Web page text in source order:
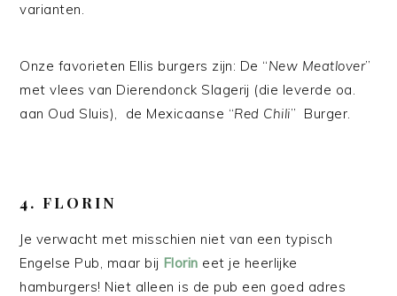
varianten.
Onze favorieten Ellis burgers zijn: De “New Meatlover”
met vlees van Dierendonck Slagerij (die leverde oa.
aan Oud Sluis), de Mexicaanse “Red Chili” Burger.
4. FLORIN
Je verwacht met misschien niet van een typisch
Engelse Pub, maar bij Florin eet je heerlijke
hamburgers! Niet alleen is de pub een goed adres